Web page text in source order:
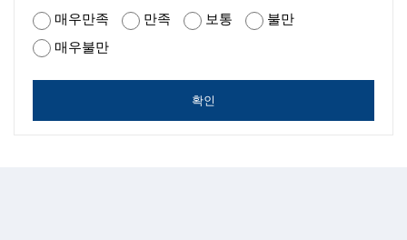
매우만족 만족 보통
불만
매우불만
확인